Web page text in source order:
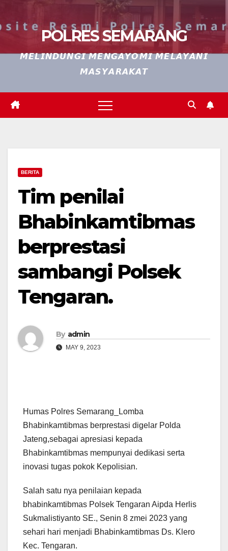
POLRES SEMARANG
𝙈𝙀𝙇𝙄𝙉𝘿𝙐𝙉𝙂𝙄 𝙈𝙀𝙉𝙂𝘼𝙔𝙊𝙈𝙄 𝙈𝙀𝙇𝘼𝙔𝘼𝙉𝙄
𝙈𝘼𝙎𝙔𝘼𝙍𝘼𝙆𝘼𝙏
BERITA
Tim penilai
Bhabinkamtibmas
berprestasi
sambangi Polsek
Tengaran.
By admin
MAY 9, 2023
Humas Polres Semarang_Lomba
Bhabinkamtibmas berprestasi digelar Polda
Jateng,sebagai apresiasi kepada
Bhabinkamtibmas mempunyai dedikasi serta
inovasi tugas pokok Kepolisian.
Salah satu nya penilaian kepada
bhabinkamtibmas Polsek Tengaran Aipda Herlis
Sukmalistiyanto SE., Senin 8 zmei 2023 yang
sehari hari menjadi Bhabinkamtibmas Ds. Klero
Kec. Tengaran.